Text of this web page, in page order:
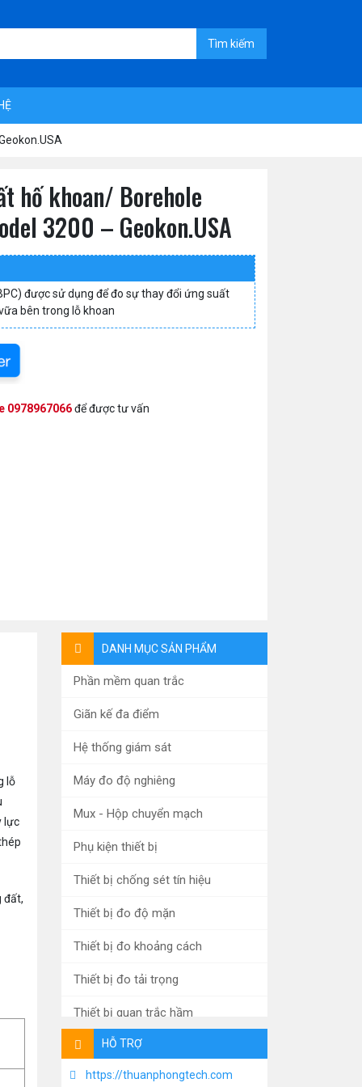
Tìm kiếm
hố khoan/ Borehole
3200 – Geokon.USA
được sử dụng để đo sự thay đổi ứng suất
bên trong lỗ khoan
0978967066để được tư vấn
lỗ
lực
đất,
DANH MỤC SẢN PHẨM
Phần mềm quan trắc
Giãn kế đa điểm
Hệ thống giám sát
Máy đo độ nghiêng
Mux - Hộp chuyển mạch
Phụ kiện thiết bị
Thiết bị chống sét tín hiệu
Thiết bị đo độ mặn
Thiết bị đo khoảng cách
Thiết bị đo tải trọng
Thiết bị quan trắc hầm
Xử lý nước thải
Máy đo mưa tự động
HỖ TRỢ
https://thuanphongtech.com